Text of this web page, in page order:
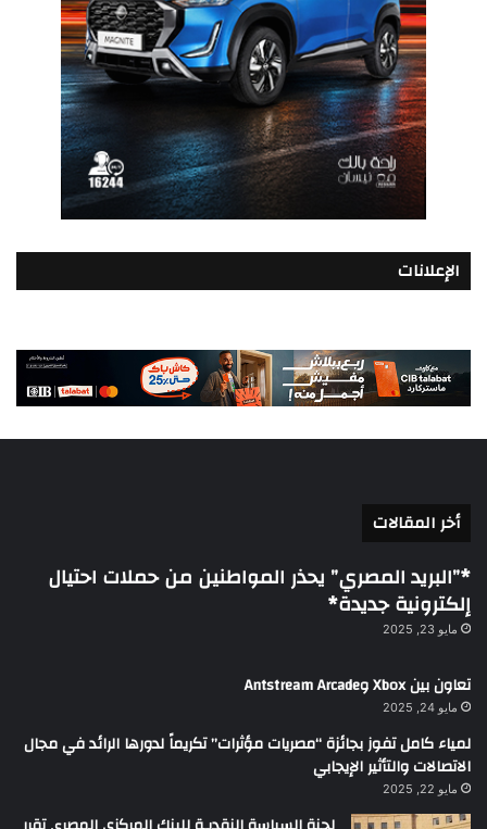
الإعلانات
أخر المقالات
*”البريد المصري” يحذر المواطنين من حملات احتيال
إلكترونية جديدة*
مايو 23, 2025
تعاون بين Xbox وAntstream Arcade
مايو 24, 2025
لمياء كامل تفوز بجائزة “مصريات مؤثرات” تكريماً لدورها الرائد في مجال
الاتصالات والتأثير الإيجابي
مايو 22, 2025